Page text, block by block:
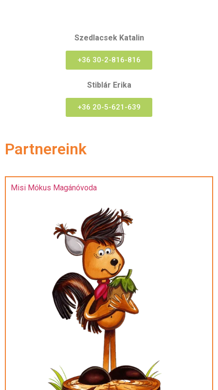
Szedlacsek Katalin
+36 30-2-816-816
Stiblár Erika
+36 20-5-621-639
Partnereink
Misi Mókus Magánóvoda